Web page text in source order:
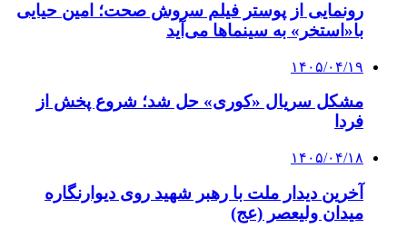
رونمایی از پوستر فیلم سروش صحت؛ امین حیایی
با«استخر» به سینماها می‌آید
۱۴۰۵/۰۴/۱۹
مشکل سریال «کوری» حل شد؛ شروع پخش از
فردا
۱۴۰۵/۰۴/۱۸
آخرین دیدار ملت با رهبر شهید روی دیوارنگاره
میدان ولیعصر (عج)